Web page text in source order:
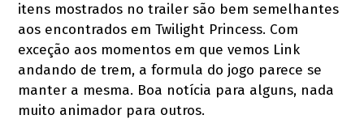
itens mostrados no trailer são bem semelhantes
aos encontrados em Twilight Princess. Com
exceção aos momentos em que vemos Link
andando de trem, a formula do jogo parece se
manter a mesma. Boa notícia para alguns, nada
muito animador para outros.